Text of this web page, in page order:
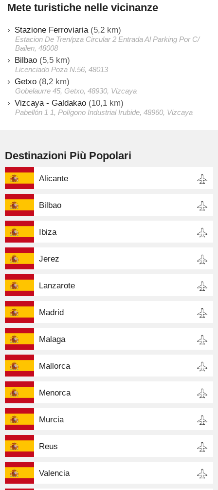
Mete turistiche nelle vicinanze
Stazione Ferroviaria (5,2 km)
Estacion De Tren/pza Circular 2 Entrada Al Parking Por C/
Bailen, 48008
Bilbao (5,5 km)
Licenciado Poza N.56, 48013
Getxo (8,2 km)
Gobelaurre 45, Getxo, 48930, Vizcaya
Vizcaya - Galdakao (10,1 km)
Pabellón 1 1, Polígono Industrial Irubide, 48960, Vizcaya
Destinazioni Più Popolari
Alicante
Bilbao
Ibiza
Jerez
Lanzarote
Madrid
Malaga
Mallorca
Menorca
Murcia
Reus
Valencia